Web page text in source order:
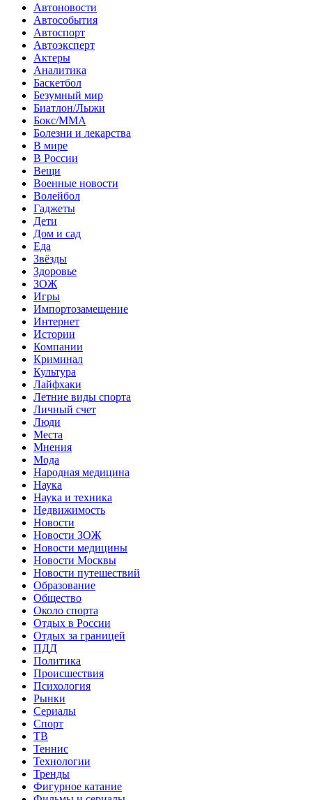
Автоновости
Автособытия
Автоспорт
Автоэксперт
Актеры
Аналитика
Баскетбол
Безумный мир
Биатлон/Лыжи
Бокс/MMA
Болезни и лекарства
В мире
В России
Вещи
Военные новости
Волейбол
Гаджеты
Дети
Дом и сад
Еда
Звёзды
Здоровье
ЗОЖ
Игры
Импортозамещение
Интернет
Истории
Компании
Криминал
Культура
Лайфхаки
Летние виды спорта
Личный счет
Люди
Места
Мнения
Мода
Народная медицина
Наука
Наука и техника
Недвижимость
Новости
Новости ЗОЖ
Новости медицины
Новости Москвы
Новости путешествий
Образование
Общество
Около спорта
Отдых в России
Отдых за границей
ПДД
Политика
Происшествия
Психология
Рынки
Сериалы
Спорт
ТВ
Теннис
Технологии
Тренды
Фигурное катание